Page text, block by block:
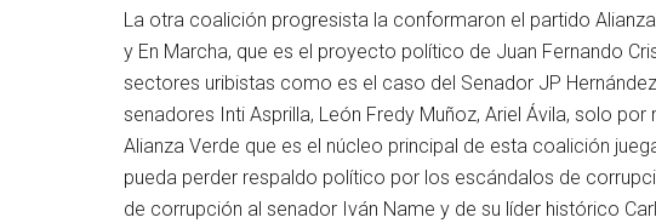
La otra coalición progresista la conformaron el partido
y En Marcha, que es el proyecto político de Juan Fernando
sectores uribistas como es el caso del Senador JP
senadores Inti Asprilla, León Fredy Muñoz, Ariel Ávila, solo
Alianza Verde que es el núcleo principal de esta coalición
pueda perder respaldo político por los escándalos de
de corrupción al senador Iván Name y de su líder histórico